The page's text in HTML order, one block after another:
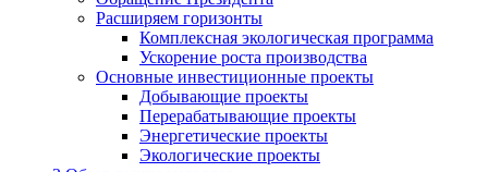
Расширяем горизонты
Комплексная экологическая программа
Ускорение роста производства
Основные инвестиционные проекты
Добывающие проекты
Перерабатывающие проекты
Энергетические проекты
Экологические проекты